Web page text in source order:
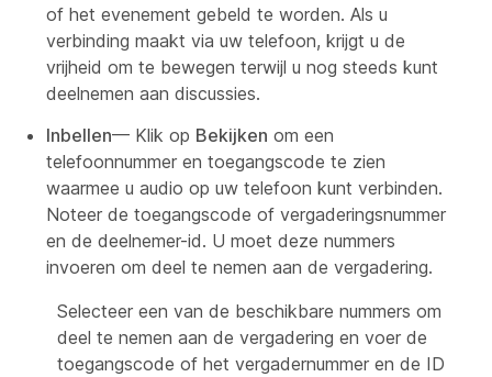
of het evenement gebeld te worden. Als u
verbinding maakt via uw telefoon, krijgt u de
vrijheid om te bewegen terwijl u nog steeds kunt
deelnemen aan discussies.
Inbellen— Klik op Bekijken om een
telefoonnummer en toegangscode te zien
waarmee u audio op uw telefoon kunt verbinden.
Noteer de toegangscode of vergaderingsnummer
en de deelnemer-id. U moet deze nummers
invoeren om deel te nemen aan de vergadering.
Selecteer een van de beschikbare nummers om
deel te nemen aan de vergadering en voer de
toegangscode of het vergadernummer en de ID